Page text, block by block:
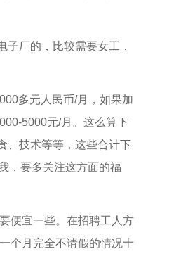
厂的，比较需要女工，
多元人民币/月，如果加
5000元/月。这么算下
、技术等等，这些合计下
，要多关注这方面的福
便宜一些。在招聘工人方
个月完全不请假的情况十